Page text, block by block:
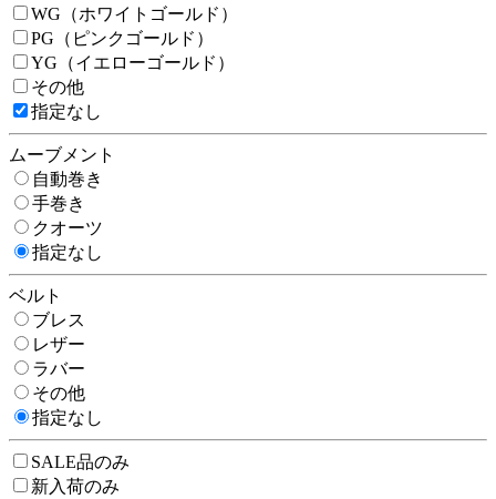
WG（ホワイトゴールド）
PG（ピンクゴールド）
YG（イエローゴールド）
その他
指定なし
ムーブメント
自動巻き
手巻き
クオーツ
指定なし
ベルト
ブレス
レザー
ラバー
その他
指定なし
SALE品のみ
新入荷のみ